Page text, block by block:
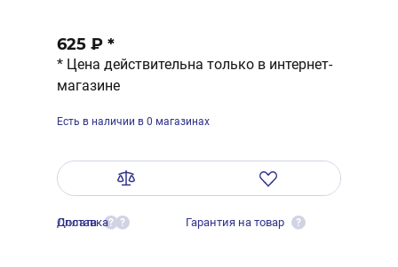
625 ₽ *
* Цена действительна только в интернет-
магазине
Есть в наличии в 0 магазинах
Оплата ?
Доставка ? Гарантия на товар ?